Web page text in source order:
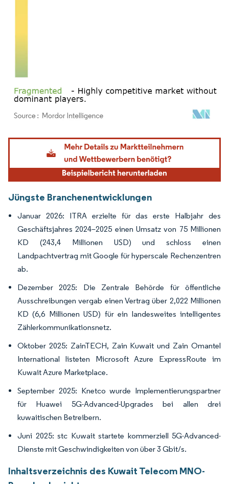
Bild © Mordor Intelligence. Wiederverwendung erfordert Namensnennung gemäß
Jüngste Branchenentwicklungen
Januar 2026: ITRA erzielte für das erste Halbjahr des
Geschäftsjahres 2024–2025 einen Umsatz von 75 Millionen
KD (243,4 Millionen USD) und schloss einen
Landpachtvertrag mit Google für hyperscale Rechenzentren
ab.
Dezember 2025: Die Zentrale Behörde für öffentliche
Ausschreibungen vergab einen Vertrag über 2,022 Millionen
KD (6,6 Millionen USD) für ein landesweites intelligentes
Zählerkommunikationsnetz.
Oktober 2025: ZainTECH, Zain Kuwait und Zain Omantel
International listeten Microsoft Azure ExpressRoute im
Kuwait Azure Marketplace.
September 2025: Knetco wurde Implementierungspartner
für Huawei 5G-Advanced-Upgrades bei allen drei
kuwaitischen Betreibern.
Juni 2025: stc Kuwait startete kommerziell 5G-Advanced-
Dienste mit Geschwindigkeiten von über 3 Gbit/s.
Inhaltsverzeichnis des Kuwait Telecom MNO-